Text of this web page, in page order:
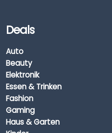
Deals
Auto
Beauty
Elektronik
Essen & Trinken
Fashion
Gaming
Haus & Garten